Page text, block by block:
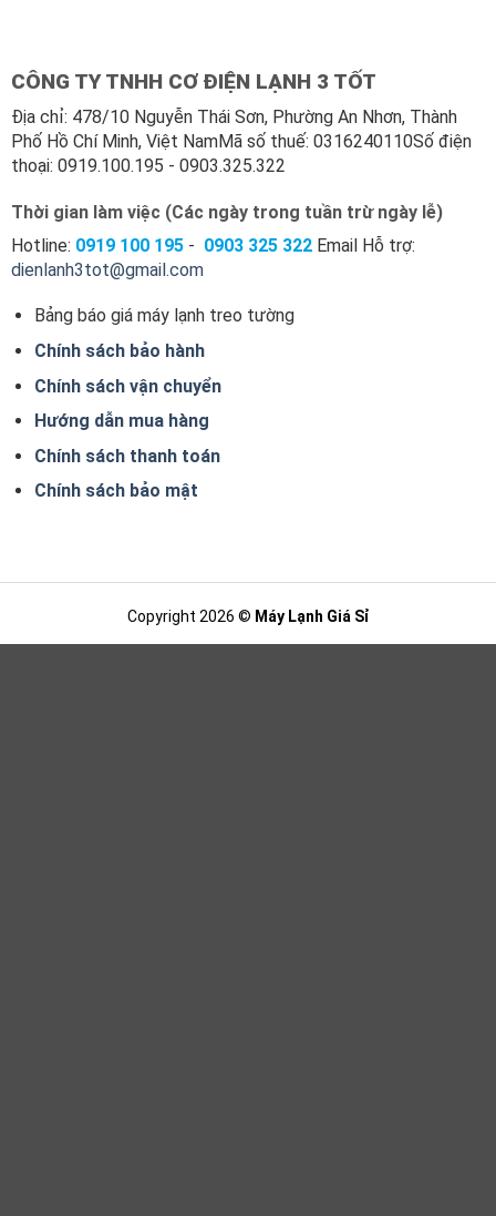
CÔNG TY TNHH CƠ ĐIỆN LẠNH 3 TỐT
Địa chỉ: 478/10 Nguyễn Thái Sơn, Phường An Nhơn, Thành
Phố Hồ Chí Minh, Việt NamMã số thuế: 0316240110Số điện
thoại: 0919.100.195 - 0903.325.322
Thời gian làm việc (Các ngày trong tuần trừ ngày lễ)
Hotline: 0919 100 195 - 0903 325 322 Email Hỗ trợ:
dienlanh3tot@gmail.com
Bảng báo giá máy lạnh treo tường
Chính sách bảo hành
Chính sách vận chuyển
Hướng dẫn mua hàng
Chính sách thanh toán
Chính sách bảo mật
Copyright 2026 © Máy Lạnh Giá Sỉ